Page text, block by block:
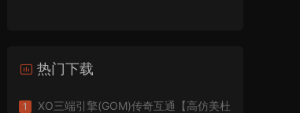
热门下载
1
XO三端引擎(GOM)传奇互通【高仿美杜